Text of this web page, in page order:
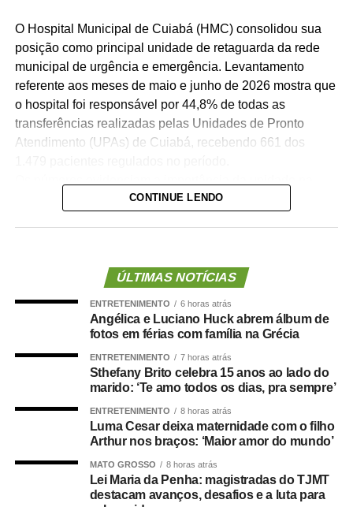
O Hospital Municipal de Cuiabá (HMC) consolidou sua
posição como principal unidade de retaguarda da rede
municipal de urgência e emergência. Levantamento
referente aos meses de maio e junho de 2026 mostra que
o hospital foi responsável por 44,8% de todas as
transferências realizadas pelas Unidades de Pronto
Atendimento (UPAs) de Cuiabá, recebendo 661 dos
organização da assistência hospitalar. Sozinho, o HMC
de pacientes e desafogar as UPAs.
destacou que os resultados refletem o fortalecimento da
rede pública de saúde.
“Os números demonstram que o Hospital Municipal de
Cuiabá cumpre um papel essencial na organização da
nossa rede de urgência e emergência. Ser responsável
por praticamente metade das transferências das UPAs
significa garantir acesso mais rápido à internação,
desafogar as unidades de pronto atendimento e oferecer
um cuidado mais resolutivo à população. Nosso
compromisso é continuar fortalecendo a rede municipal
com planejamento, investimentos e ampliação da
CONTINUE LENDO
ÚLTIMAS NOTÍCIAS
ENTRETENIMENTO 6 horas atrás
Angélica e Luciano Huck abrem álbum de
fotos em férias com família na Grécia
ENTRETENIMENTO 7 horas atrás
Sthefany Brito celebra 15 anos ao lado do
marido: ‘Te amo todos os dias, pra sempre’
ENTRETENIMENTO 8 horas atrás
Luma Cesar deixa maternidade com o filho
Arthur nos braços: ‘Maior amor do mundo’
MATO GROSSO 8 horas atrás
Lei Maria da Penha: magistradas do TJMT
destacam avanços, desafios e a luta para